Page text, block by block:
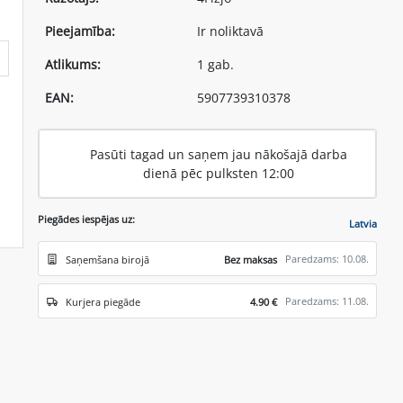
Pieejamība:
Ir noliktavā
Atlikums:
1 gab.
EAN:
5907739310378
Pasūti tagad un saņem jau nākošajā darba
dienā pēc pulksten 12:00
Piegādes iespējas uz: Latvia
Saņemšana birojā Bez maksas Paredzams: 10.08.
Kurjera piegāde 4.90 € Paredzams: 11.08.